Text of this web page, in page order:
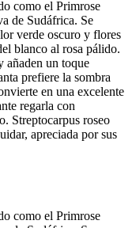
como el Primrose
de Sudáfrica. Se
verde oscuro y flores
blanco al rosa pálido.
añaden un toque
prefiere la sombra
en una excelente
regarla con
Streptocarpus roseo
apreciada por sus
como el Primrose